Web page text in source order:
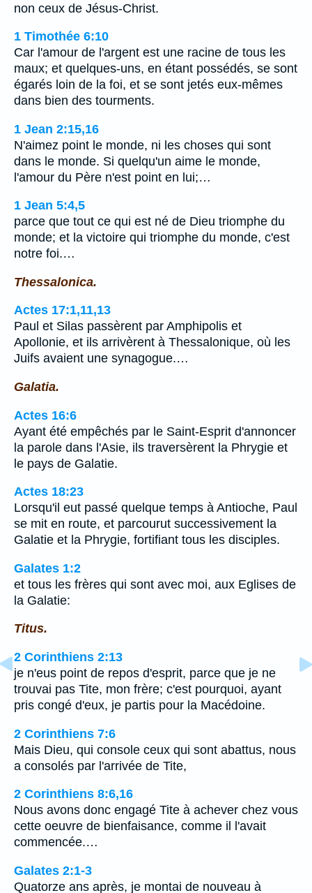
non ceux de Jésus-Christ.
1 Timothée 6:10
Car l'amour de l'argent est une racine de tous les
maux; et quelques-uns, en étant possédés, se sont
égarés loin de la foi, et se sont jetés eux-mêmes
dans bien des tourments.
1 Jean 2:15,16
N'aimez point le monde, ni les choses qui sont
dans le monde. Si quelqu'un aime le monde,
l'amour du Père n'est point en lui;…
1 Jean 5:4,5
parce que tout ce qui est né de Dieu triomphe du
monde; et la victoire qui triomphe du monde, c'est
notre foi.…
Thessalonica.
Actes 17:1,11,13
Paul et Silas passèrent par Amphipolis et
Apollonie, et ils arrivèrent à Thessalonique, où les
Juifs avaient une synagogue.…
Galatia.
Actes 16:6
Ayant été empêchés par le Saint-Esprit d'annoncer
la parole dans l'Asie, ils traversèrent la Phrygie et
le pays de Galatie.
Actes 18:23
Lorsqu'il eut passé quelque temps à Antioche, Paul
se mit en route, et parcourut successivement la
Galatie et la Phrygie, fortifiant tous les disciples.
Galates 1:2
et tous les frères qui sont avec moi, aux Eglises de
la Galatie:
Titus.
2 Corinthiens 2:13
je n'eus point de repos d'esprit, parce que je ne
trouvai pas Tite, mon frère; c'est pourquoi, ayant
pris congé d'eux, je partis pour la Macédoine.
2 Corinthiens 7:6
Mais Dieu, qui console ceux qui sont abattus, nous
a consolés par l'arrivée de Tite,
2 Corinthiens 8:6,16
Nous avons donc engagé Tite à achever chez vous
cette oeuvre de bienfaisance, comme il l'avait
commencée.…
Galates 2:1-3
Quatorze ans après, je montai de nouveau à